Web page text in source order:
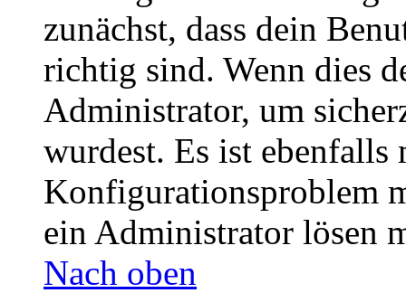
zunächst, dass dein
richtig sind. Wenn dies
Administrator, um
wurdest. Es ist ebenfalls
Konfigurationsproblem
ein Administrator lösen
Nach oben